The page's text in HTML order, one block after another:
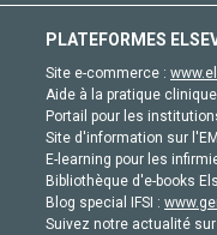
PLATEFORMES
Site e-commerce :
Aide à la pratique
Portail pour les
Site d'information sur
E-learning pour les
Bibliothèque d'e-books
Blog special IFSI :
Suivez notre actualité